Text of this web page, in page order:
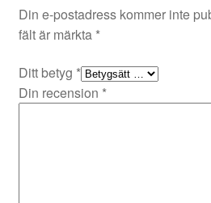
Din e-postadress kommer inte
fält är märkta *
Ditt betyg *
Din recension *